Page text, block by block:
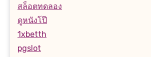
สล็อตทดลอง
ดูหนังโป๊
1xbetth
pgslot